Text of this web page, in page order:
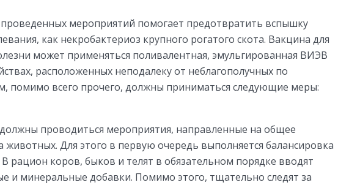
мероприятий помогает предотвратить вспышку
как некробактериоз крупного рогатого скота. Вакцина для
может применяться поливалентная, эмульгированная ВИЭВ
расположенных неподалеку от неблагополучных по
помимо всего прочего, должны приниматься следующие меры:
проводиться мероприятия, направленные на общее
животных. Для этого в первую очередь выполняется балансировка
рацион коров, быков и телят в обязательном порядке вводят
и минеральные добавки. Помимо этого, тщательно следят за